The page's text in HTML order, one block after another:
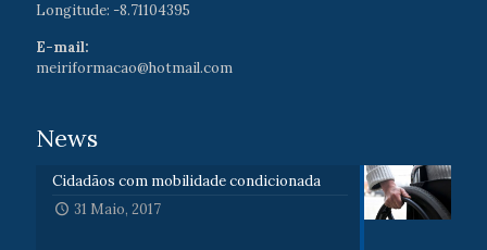
Longitude: -8.71104395
E-mail:
meiriformacao@hotmail.com
News
Cidadãos com mobilidade condicionada
31 Maio, 2017